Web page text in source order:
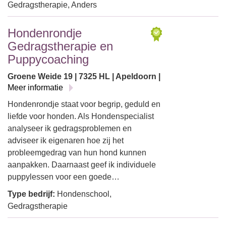
Gedragstherapie, Anders
Hondenrondje
Gedragstherapie en
Puppycoaching
Groene Weide 19 | 7325 HL | Apeldoorn |
Meer informatie
Hondenrondje staat voor begrip, geduld en
liefde voor honden. Als Hondenspecialist
analyseer ik gedragsproblemen en
adviseer ik eigenaren hoe zij het
probleemgedrag van hun hond kunnen
aanpakken. Daarnaast geef ik individuele
puppylessen voor een goede…
Type bedrijf: Hondenschool,
Gedragstherapie